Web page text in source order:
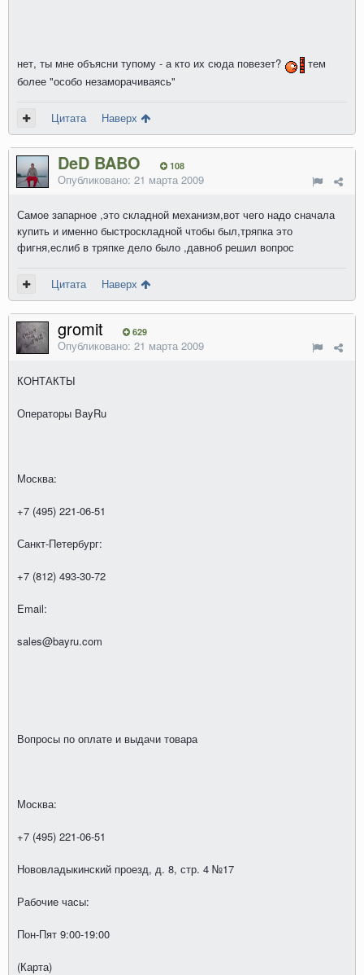
нет, ты мне объясни тупому - а кто их сюда повезет?
тем
более "особо незаморачиваясь"
Цитата Наверх
DeD BABO 108
Опубликовано: 21 марта 2009
Самое запарное ,это складной механизм,вот чего надо сначала
купить и именно быстроскладной чтобы был,тряпка это
фигня,еслиб в тряпке дело было ,давноб решил вопрос
Цитата Наверх
gromit 629
Опубликовано: 21 марта 2009
КОНТАКТЫ
Операторы BayRu
Москва:
+7 (495) 221-06-51
Санкт-Петербург:
+7 (812) 493-30-72
Email:
sales@bayru.com
Вопросы по оплате и выдачи товара
Москва:
+7 (495) 221-06-51
Нововладыкинский проезд, д. 8, стр. 4 №17
Рабочие часы:
Пон-Пят 9:00-19:00
(Карта)